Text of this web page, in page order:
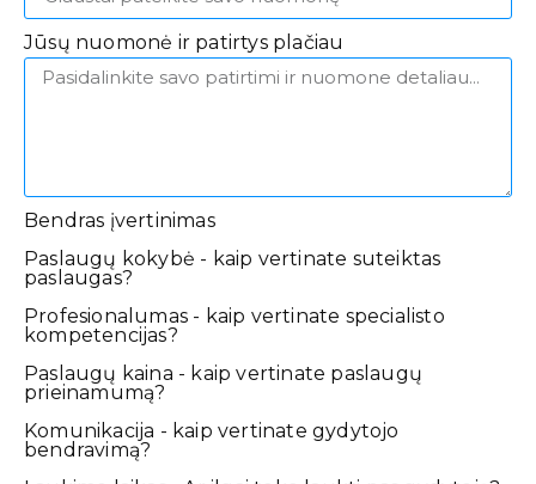
Jūsų nuomonė ir patirtys plačiau
Bendras įvertinimas
Paslaugų kokybė - kaip vertinate suteiktas
paslaugas?
Profesionalumas - kaip vertinate specialisto
kompetencijas?
Paslaugų kaina - kaip vertinate paslaugų
prieinamumą?
Komunikacija - kaip vertinate gydytojo
bendravimą?